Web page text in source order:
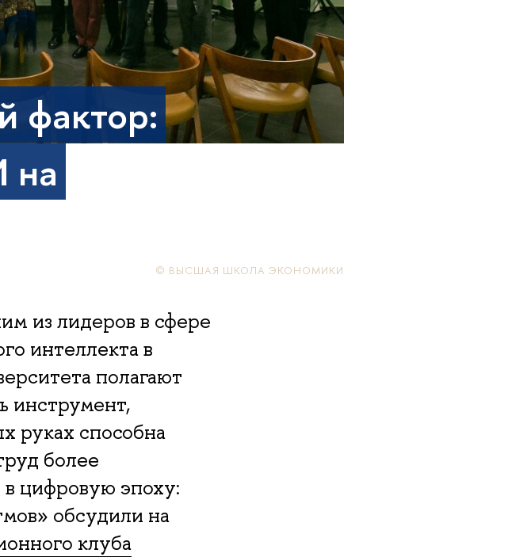
фактор:
на
© ВЫСШАЯ ШКОЛА ЭКОНОМИКИ
из лидеров в сфере
интеллекта в
полагают
инструмент,
руках способна
более
цифровую эпоху:
обсудили на
клуба